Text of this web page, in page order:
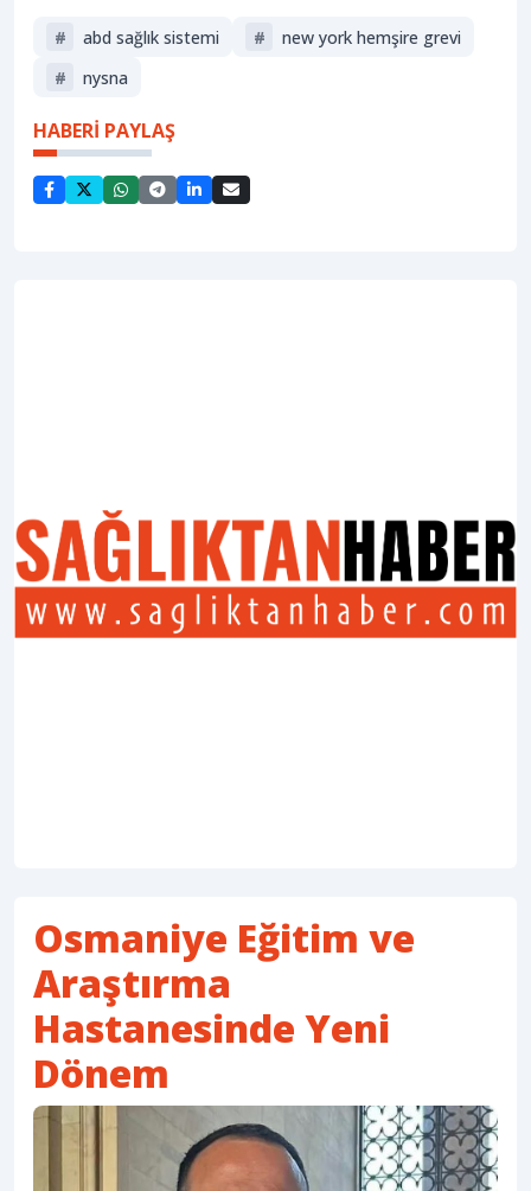
# abd sağlık sistemi #
new york hemşire grevi
#
nysna
HABERİ PAYLAŞ
Osmaniye Eğitim ve
Araştırma
Hastanesinde Yeni
Dönem